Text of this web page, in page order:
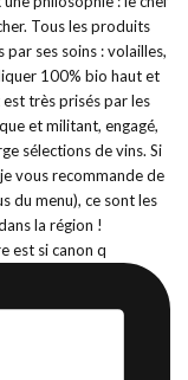
est si canon q